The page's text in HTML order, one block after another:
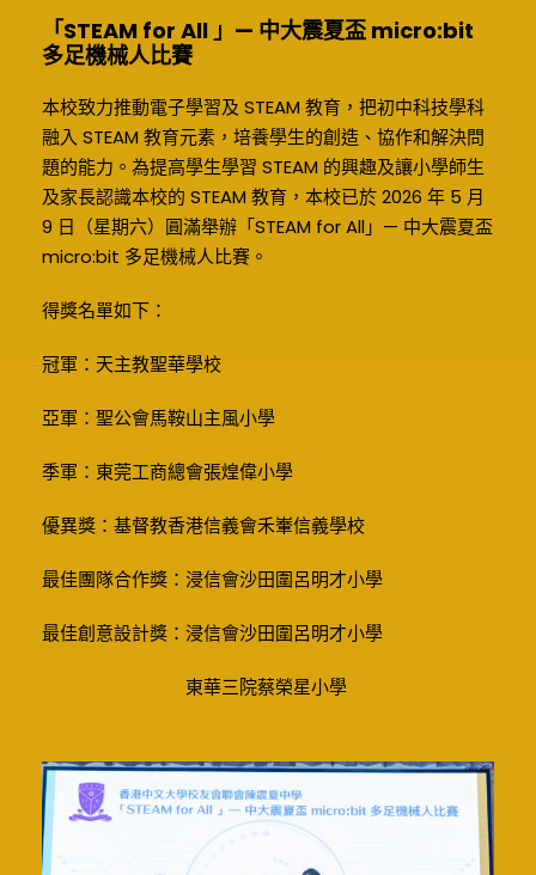
「STEAM for All 」— 中大震夏盃 micro:bit
多足機械人比賽
本校致力推動電子學習及 STEAM 教育，把初中科技學科
融入 STEAM 教育元素，培養學生的創造、協作和解決問
題的能力。為提高學生學習 STEAM 的興趣及讓小學師生
及家長認識本校的 STEAM 教育，本校已於 2026 年 5 月
9 日（星期六）圓滿舉辦「STEAM for All」— 中大震夏盃
micro:bit 多足機械人比賽。
得獎名單如下：
冠軍：天主教聖華學校
亞軍：聖公會馬鞍山主風小學
季軍：東莞工商總會張煌偉小學
優異獎：基督教香港信義會禾輋信義學校
最佳團隊合作獎：浸信會沙田圍呂明才小學
最佳創意設計獎：浸信會沙田圍呂明才小學
東華三院蔡榮星小學